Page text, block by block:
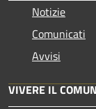
Notizie
Comunicati
Avvisi
VIVERE IL